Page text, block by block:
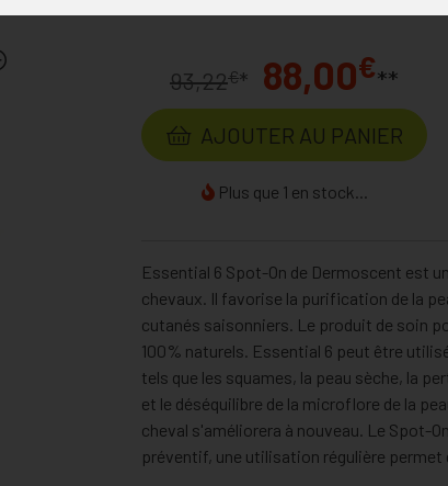
93,22€* 88,00€**
AJOUTER AU PANIER
Plus que 1 en stock...
Essential 6 Spot-On de Dermoscent est
chevaux. Il favorise la purification de la
cutanés saisonniers. Le produit de soin
100% naturels. Essential 6 peut être
tels que les squames, la peau sèche, la
et le déséquilibre de la microflore de la
cheval s'améliorera à nouveau. Le Spot-
préventif, une utilisation régulière